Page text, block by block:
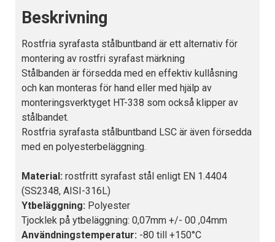
Beskrivning
Rostfria syrafasta stålbuntband är ett alternativ för
montering av rostfri syrafast märkning
Stålbanden är försedda med en effektiv kullåsning
och kan monteras för hand eller med hjälp av
monteringsverktyget HT-338 som också klipper av
stålbandet.
Rostfria syrafasta stålbuntband LSC är även försedda
med en polyesterbeläggning.
Material: rostfritt syrafast stål enligt EN 1.4404
(SS2348, AISI-316L)
Ytbeläggning: Polyester
Tjocklek på ytbeläggning: 0,07mm +/- 00 ,04mm
Användningstemperatur: -80 till +150°C